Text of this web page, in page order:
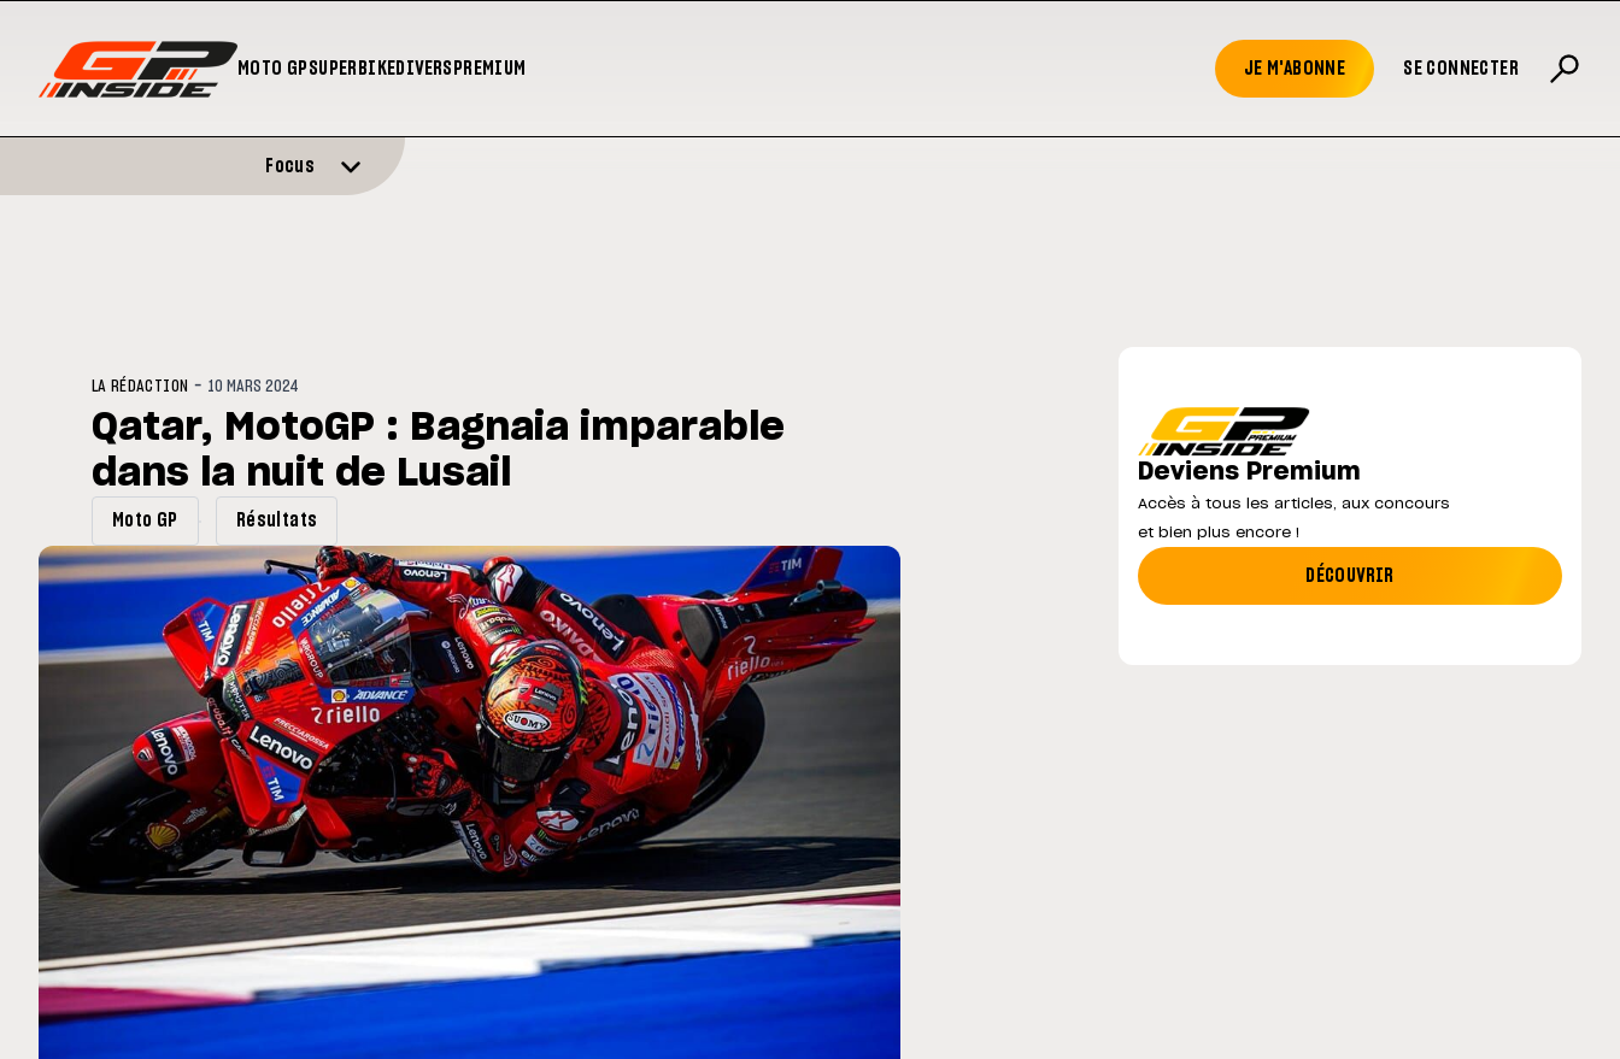
MOTO GPSUPERBIKEDIVERS PREMIUM JE M'ABONNE SE CONNECTER
club spécial dans
MOTO GP
Silverstone : Horaires et Programme du GP de
Grande-Bretagne
MOTO GP
Zarco évite l'opération et vise un retour en
septembre
MotoGP : les cinq constructeurs signent un
Focus
LA RÉDACTION - 10 MARS 2024
Qatar, MotoGP : Bagnaia imparable
dans la nuit de Lusail
Moto GP Résultats
Deviens Premium
Accès à tous les articles, aux concours
et bien plus encore !
DÉCOUVRIR